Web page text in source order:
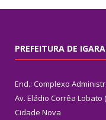
PREFEITURA DE
End.: Complexo
Av. Eládio Corrêa
Cidade Nova